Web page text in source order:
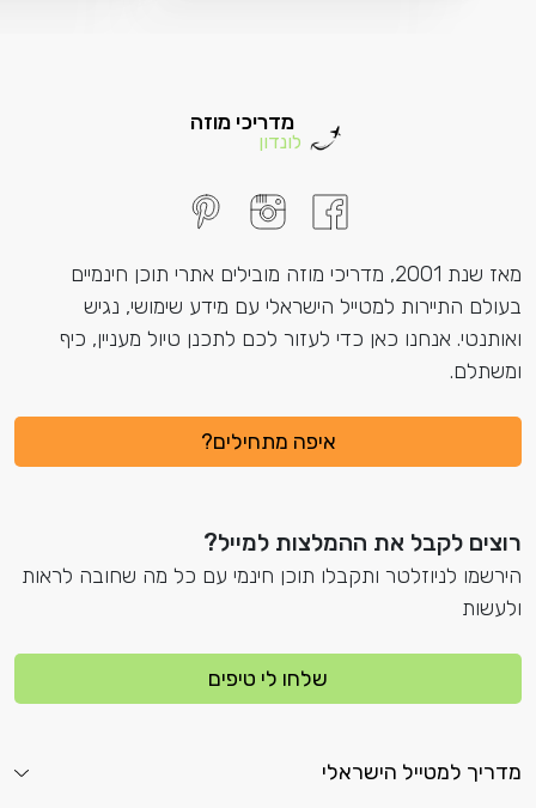
מדריכי מוזה
לונדון
מאז שנת 2001, מדריכי מוזה מובילים אתרי תוכן חינמיים
בעולם התיירות למטייל הישראלי עם מידע שימושי, נגיש
ואותנטי. אנחנו כאן כדי לעזור לכם לתכנן טיול מעניין, כיף
ומשתלם.
איפה מתחילים?
רוצים לקבל את ההמלצות למייל?
הירשמו לניוזלטר ותקבלו תוכן חינמי עם כל מה שחובה לראות
ולעשות
שלחו לי טיפים
מדריך למטייל הישראלי